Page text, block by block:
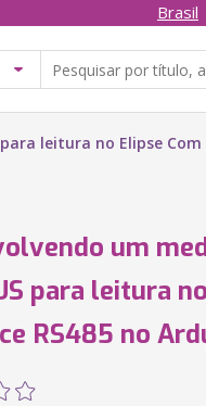
Brasil
leitura no Elipse
um
para leitura
RS485 no